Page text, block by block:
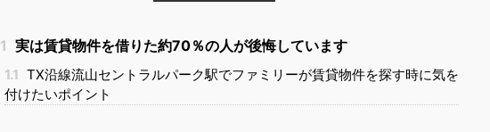
1 実は賃貸物件を借りた約70％の人が後悔しています
1.1 TX沿線流山セントラルパーク駅でファミリーが賃貸物件を探す時に気を
付けたいポイント